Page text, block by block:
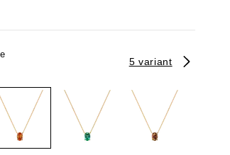
5 variant